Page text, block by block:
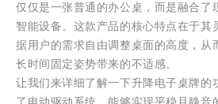
仅仅是一张普通的办公桌，而是融合了
智能设备。这款产品的核心特点在于其
据用户的需求自由调整桌面的高度，从
长时间固定姿势带来的不适感。
让我们来详细了解一下升降电子桌牌的